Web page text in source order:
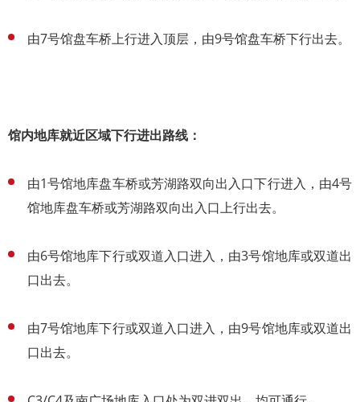
由7号馆盘车桥上行进入顶层，由9号馆盘车桥下行出去。
馆内地库就近区域下行进出路线：
由1号馆地库盘车桥或芳湖路双向出入口下行进入，由4号
馆地库盘车桥或芳湖路双向出入口上行出去。
由6号馆地库下行或双道入口进入，由3号馆地库或双道出
口出去。
由7号馆地库下行或双道入口进入，由9号馆地库或双道出
口出去。